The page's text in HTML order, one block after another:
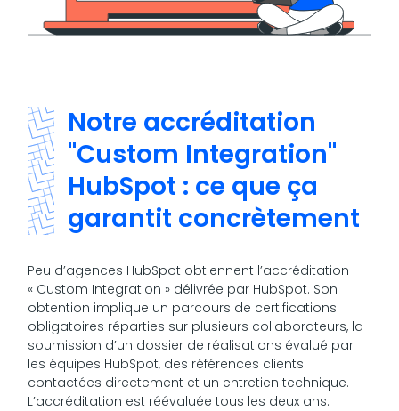
Notre accréditation
"Custom Integration"
HubSpot : ce que ça
garantit concrètement
Peu d’agences HubSpot obtiennent l’accréditation
« Custom Integration » délivrée par HubSpot. Son
obtention implique un parcours de certifications
obligatoires réparties sur plusieurs collaborateurs, la
soumission d’un dossier de réalisations évalué par
les équipes HubSpot, des références clients
contactées directement et un entretien technique.
L’accréditation est réévaluée tous les deux ans.